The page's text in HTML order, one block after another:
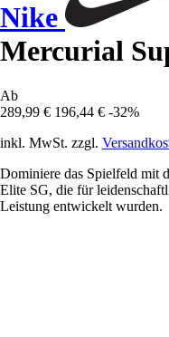
Nike
Mercurial
Ab
289,99 € 196,44 € -32%
inkl. MwSt. zzgl.
Dominiere das Spielfeld mit
Elite SG, die für
Leistung entwickelt wurden.